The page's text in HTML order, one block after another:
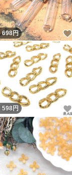
698円
598円